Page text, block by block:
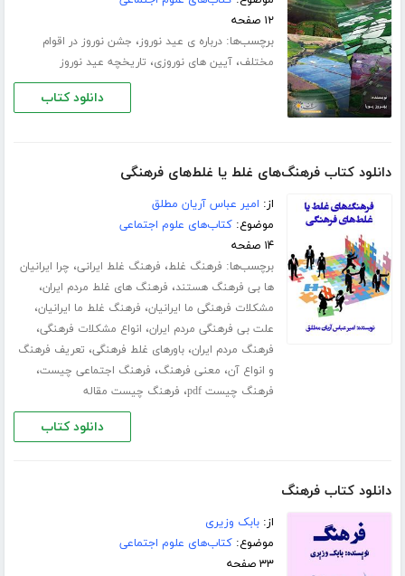
۱۲ صفحه
برچسب‌ها:درباره ی عید نوروز، جشن نوروز در اقوام
مختلف،آیین های نوروزی، تاریخچه عید نوروز
دانلود کتاب
دانلود کتاب فرهنگ‌های غلط یا غلط‌های فرهنگی
از: امیر عباس آریان مطلق
موضوع:کتاب‌های علوم اجتماعی
۱۴ صفحه
برچسب‌ها: فرهنگ غلط، فرهنگ غلط ایرانی، چرا ایرانیان
ها بی فرهنگ هستند، فرهنگ های غلط مردم ایران،
مشکلات فرهنگی ما ایرانیان، فرهنگ غلط ما ایرانیان،
علت بی فرهنگی مردم ایران، انواع مشکلات فرهنگی،
فرهنگ مردم ایران،باورهای غلط فرهنگی، تعریف فرهنگ
و انواع آن، معنی فرهنگ، فرهنگ اجتماعی چیست،
فرهنگ چیست pdf ، فرهنگ چیست مقاله
دانلود کتاب
دانلود کتاب فرهنگ
از:بابک وزیری
موضوع:کتاب‌های علوم اجتماعی
۳۳ صفحه